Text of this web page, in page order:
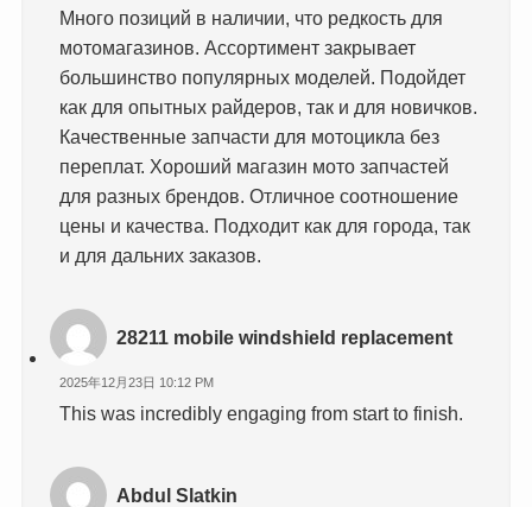
Много позиций в наличии, что редкость для
мотомагазинов. Ассортимент закрывает
большинство популярных моделей. Подойдет
как для опытных райдеров, так и для новичков.
Качественные запчасти для мотоцикла без
переплат. Хороший магазин мото запчастей
для разных брендов. Отличное соотношение
цены и качества. Подходит как для города, так
и для дальних заказов.
28211 mobile windshield replacement
2025年12月23日 10:12 PM
This was incredibly engaging from start to finish.
Abdul Slatkin